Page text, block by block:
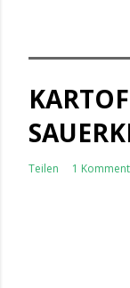
Teilen 1